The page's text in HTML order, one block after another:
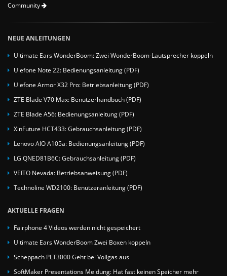
Community
NEUE ANLEITUNGEN
Ultimate Ears WonderBoom: Zwei WonderBoom-Lautsprecher koppeln
Ulefone Note 22: Bedienungsanleitung (PDF)
Ulefone Armor X32 Pro: Betriebsanleitung (PDF)
ZTE Blade V70 Max: Benutzerhandbuch (PDF)
ZTE Blade A56: Bedienungsanleitung (PDF)
XinFuture HCT433: Gebrauchsanleitung (PDF)
Lenovo AIO A105a: Bedienungsanleitung (PDF)
LG QNED81B6C: Gebrauchsanleitung (PDF)
VEITO Nevada: Betriebsanweisung (PDF)
Technoline WD2100: Benutzeranleitung (PDF)
AKTUELLE FRAGEN
Fairphone 4 Videos werden nicht gespeichert
Ultimate Ears WonderBoom Zwei Boxen koppeln
Scheppach PLT3000 Geht bei Vollgas aus
SoftMaker Presentations Meldung: Hat fast keinen Speicher mehr